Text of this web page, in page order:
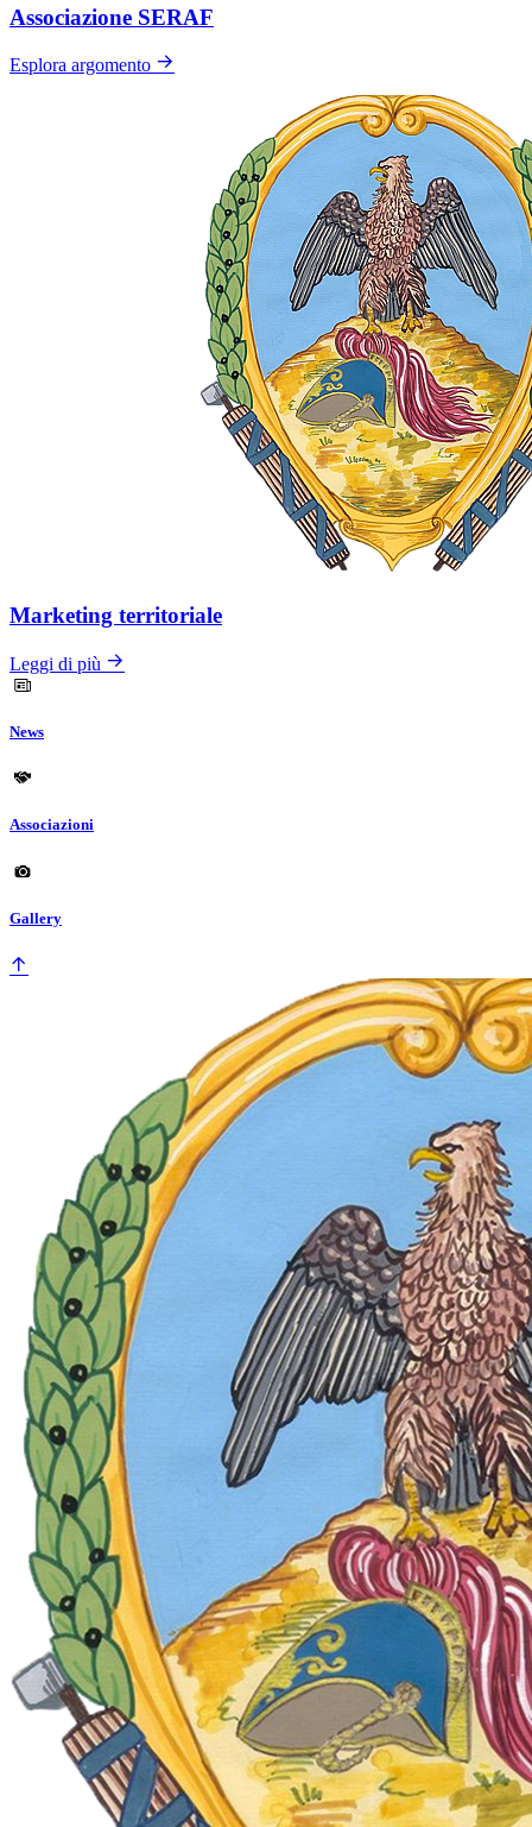
Associazione SERAF
Esplora argomento
Marketing territoriale
Leggi di più
News
Associazioni
Gallery